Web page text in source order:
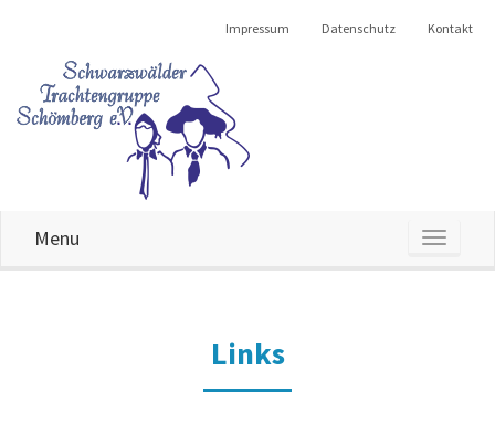
Impressum Datenschutz Kontakt
MENU
Menu
Links